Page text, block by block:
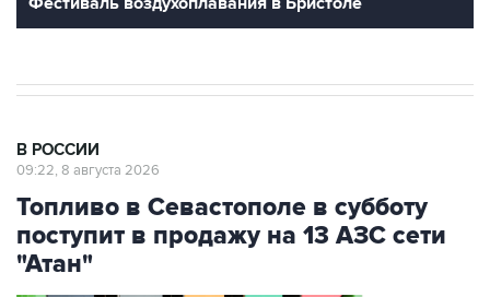
В РОССИИ
09:22, 8 августа 2026
Топливо в Севастополе в субботу
поступит в продажу на 13 АЗС сети
"Атан"